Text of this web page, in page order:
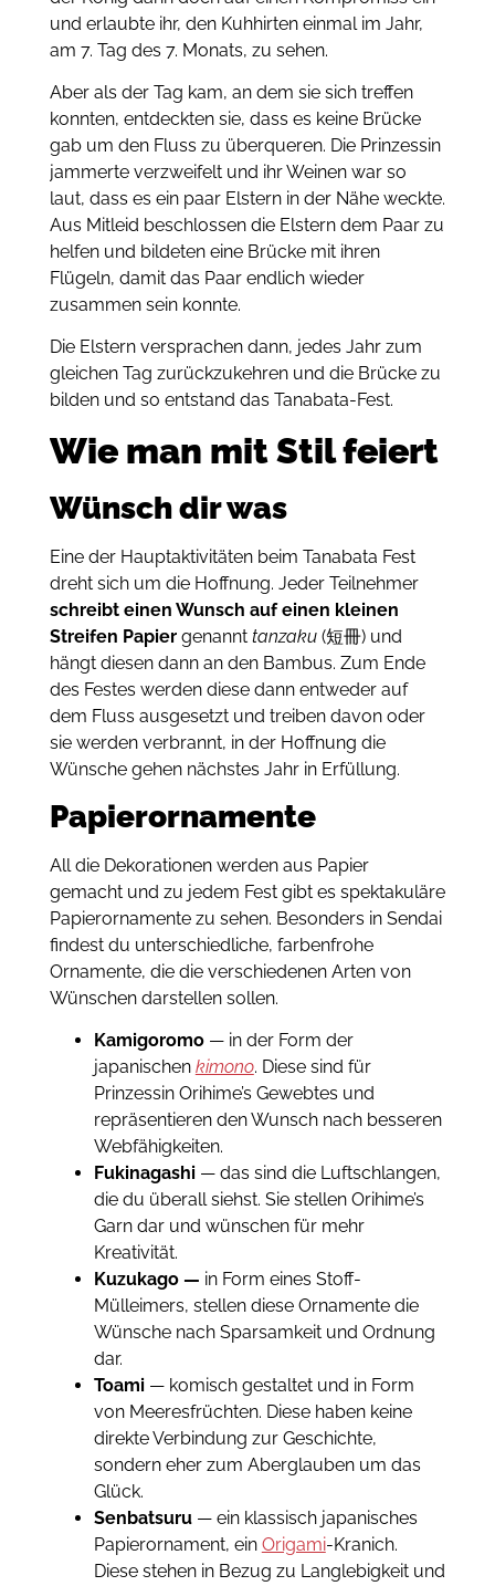
und erlaubte ihr, den Kuhhirten einmal im Jahr,
am 7. Tag des 7. Monats, zu sehen.
Aber als der Tag kam, an dem sie sich treffen
konnten, entdeckten sie, dass es keine Brücke
gab um den Fluss zu überqueren. Die Prinzessin
jammerte verzweifelt und ihr Weinen war so
laut, dass es ein paar Elstern in der Nähe weckte.
Aus Mitleid beschlossen die Elstern dem Paar zu
helfen und bildeten eine Brücke mit ihren
Flügeln, damit das Paar endlich wieder
zusammen sein konnte.
Die Elstern versprachen dann, jedes Jahr zum
gleichen Tag zurückzukehren und die Brücke zu
bilden und so entstand das Tanabata-Fest.
Wie man mit Stil feiert
Wünsch dir was
Eine der Hauptaktivitäten beim Tanabata Fest
dreht sich um die Hoffnung. Jeder Teilnehmer
schreibt einen Wunsch auf einen kleinen
Streifen Papiergenannt tanzaku(短冊) und
hängt diesen dann an den Bambus. Zum Ende
des Festes werden diese dann entweder auf
dem Fluss ausgesetzt und treiben davon oder
sie werden verbrannt, in der Hoffnung die
Wünsche gehen nächstes Jahr in Erfüllung.
Papierornamente
All die Dekorationen werden aus Papier
gemacht und zu jedem Fest gibt es spektakuläre
Papierornamente zu sehen. Besonders in Sendai
findest du unterschiedliche, farbenfrohe
Ornamente, die die verschiedenen Arten von
Wünschen darstellen sollen.
Kamigoromo— in der Form der
japanischen kimono. Diese sind für
Prinzessin Orihime’s Gewebtes und
repräsentieren den Wunsch nach besseren
Webfähigkeiten.
Fukinagashi— das sind die Luftschlangen,
die du überall siehst. Sie stellen Orihime’s
Garn dar und wünschen für mehr
Kreativität.
Kuzukago — in Form eines Stoff-
Mülleimers, stellen diese Ornamente die
Wünsche nach Sparsamkeit und Ordnung
dar.
Toami — komisch gestaltet und in Form
von Meeresfrüchten. Diese haben keine
direkte Verbindung zur Geschichte,
sondern eher zum Aberglauben um das
Glück.
Senbatsuru— ein klassisch japanisches
Papierornament, ein Origami-Kranich.
Diese stehen in Bezug zu Langlebigkeit und